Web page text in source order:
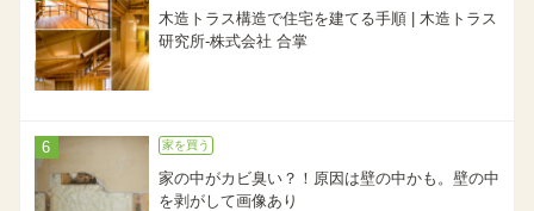
木造トラス構造で住宅を建てる手順 | 木造トラス
研究所-株式会社 合掌
家を買う
家の中がカビ臭い？！原因は壁の中かも。壁の中
を剥がして画像あり